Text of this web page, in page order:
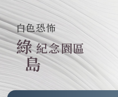
白色恐怖
綠
島
紀念園區